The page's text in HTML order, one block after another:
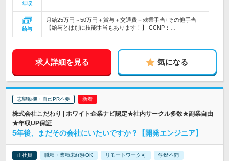
年収
給与
月給25万円～50万円＋賞与＋交通費＋残業手当+その他手当
【給与とは別に技能手当もあります！】 CCNP：…
求人詳細を見る 気になる
志望動機・自己PR不要
株式会社こだわり | ホワイト企業ナビ認定★社内サークル多数★副業自由
★年収UP保証
5年後、まだその会社にいたいですか？【開発エンジニア】
正社員 職種・業種未経験OK リモートワーク可 学歴不問